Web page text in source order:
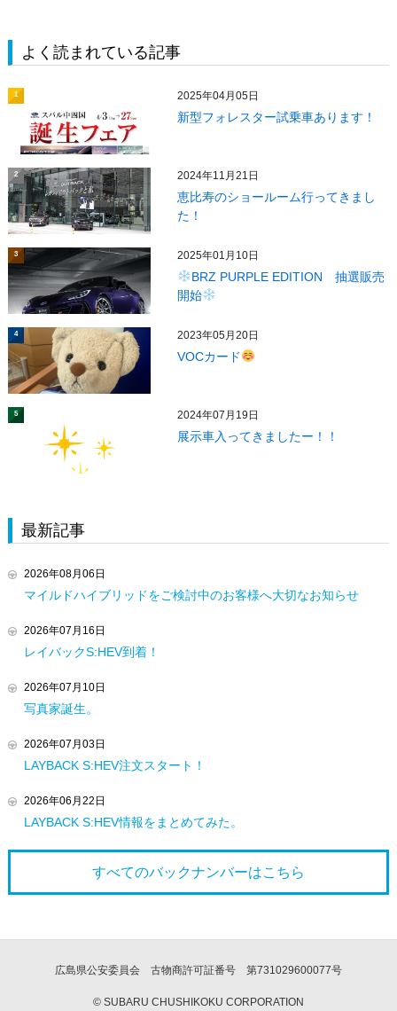
よく読まれている記事
1 2025年04月05日
新型フォレスター試乗車あります！
2 2024年11月21日
恵比寿のショールーム行ってきまし
た！
3 2025年01月10日
BRZ PURPLE EDITION 抽選販売
開始
4 2023年05月20日
VOCカード
5 2024年07月19日
展示車入ってきましたー！！
最新記事
2026年08月06日
マイルドハイブリッドをご検討中のお客様へ大切なお知らせ
2026年07月16日
レイバックS:HEV到着！
2026年07月10日
写真家誕生。
2026年07月03日
LAYBACK S:HEV注文スタート！
2026年06月22日
LAYBACK S:HEV情報をまとめてみた。
すべてのバックナンバーはこちら
広島県公安委員会 古物商許可証番号 第731029600077号
© SUBARU CHUSHIKOKU CORPORATION